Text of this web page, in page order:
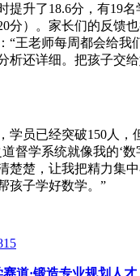
提升了18.6分，有19
分）。家长们的反馈
“王老师每周都会给我
析还详细。把孩子交
学员已经突破150人，
督学系统就像我的‘数
楚楚，让我把精力集
孩子学好数学。”
道·锻造专业规划人